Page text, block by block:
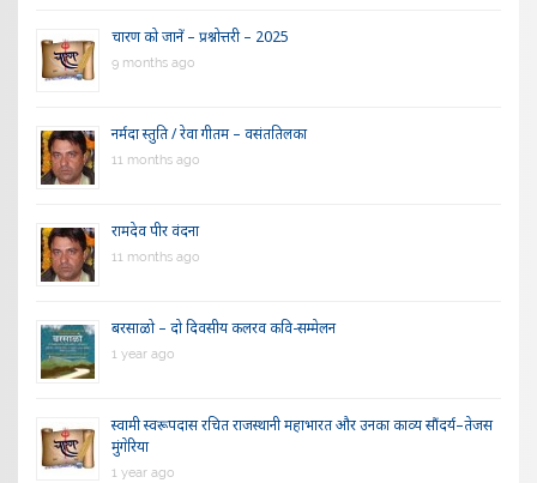
चारण को जानें – प्रश्नोत्तरी – 2025
9 months ago
नर्मदा स्तुति / रेवा गीतम – वसंततिलका
11 months ago
रामदेव पीर वंदना
11 months ago
बरसाळो – दो दिवसीय कलरव कवि-सम्मेलन
1 year ago
स्वामी स्वरूपदास रचित राजस्थानी महाभारत और उनका काव्य सौंदर्य–तेजस
मुंगेरिया
1 year ago